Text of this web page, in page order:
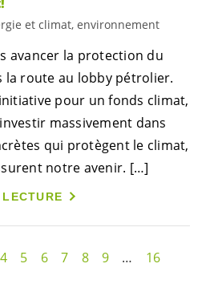
et climat, environnement
avancer la protection du
la route au lobby pétrolier.
pour un fonds climat,
massivement dans
qui protègent le climat,
notre avenir. […]
4 5 6 7 8 9 … 16